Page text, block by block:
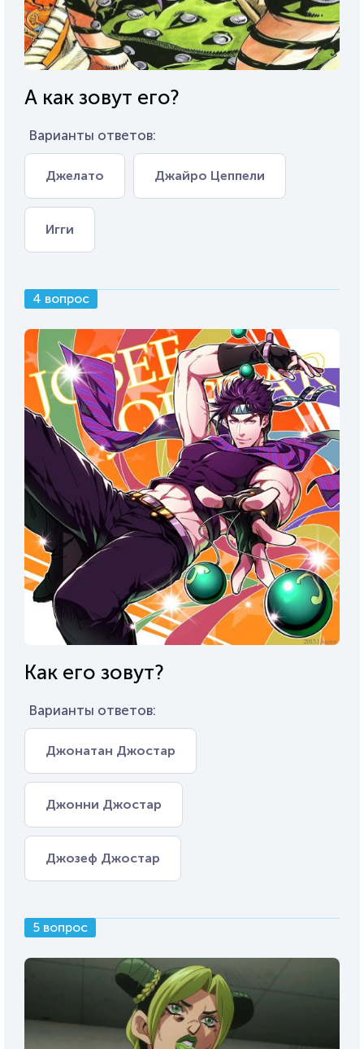
А как зовут его?
Варианты ответов:
Джелато Джайро Цеппели
Игги
4 вопрос
Как его зовут?
Варианты ответов:
Джонатан Джостар
Джонни Джостар
Джозеф Джостар
5 вопрос